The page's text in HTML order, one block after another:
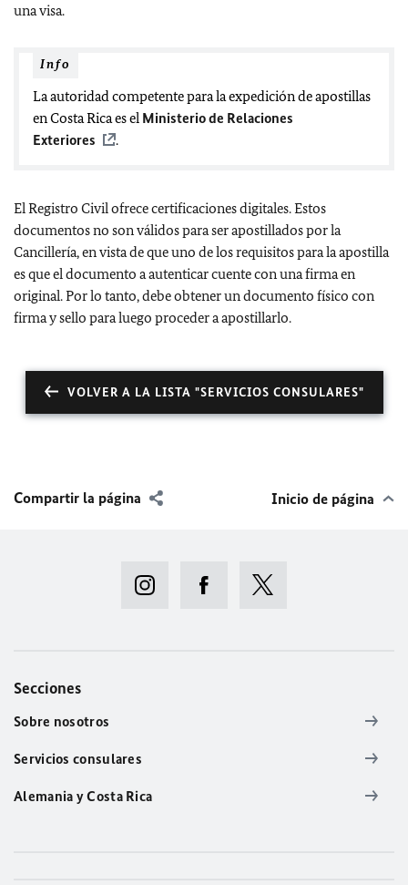
una visa.
Info
La autoridad competente para la expedición de apostillas
en Costa Rica es el Ministerio de Relaciones
Exteriores
.
El Registro Civil ofrece certificaciones digitales. Estos
documentos no son válidos para ser apostillados por la
Cancillería, en vista de que uno de los requisitos para la apostilla
es que el documento a autenticar cuente con una firma en
original. Por lo tanto, debe obtener un documento físico con
firma y sello para luego proceder a apostillarlo.
VOLVER A LA LISTA "SERVICIOS CONSULARES"
Compartir la página Inicio de página
Secciones
Sobre nosotros
Servicios consulares
Alemania y Costa Rica